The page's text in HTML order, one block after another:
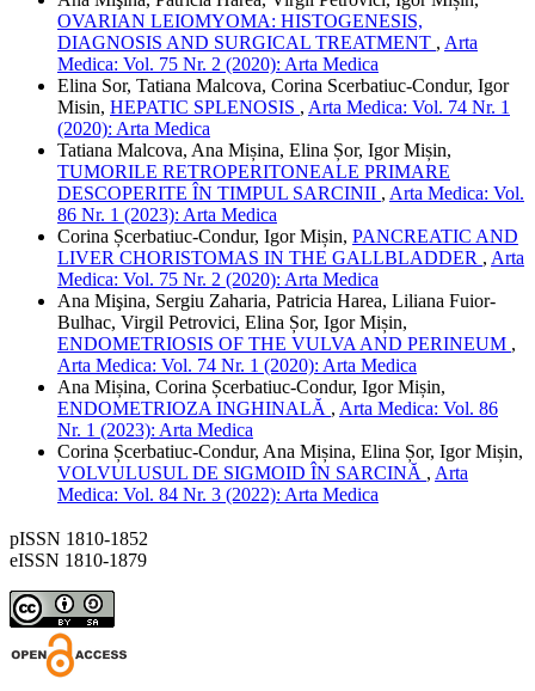
OVARIAN LEIOMYOMA: HISTOGENESIS,
DIAGNOSIS AND SURGICAL TREATMENT , Arta
Medica: Vol. 75 Nr. 2 (2020): Arta Medica
Elina Sor, Tatiana Malcova, Corina Scerbatiuc-Condur, Igor
Misin, HEPATIC SPLENOSIS , Arta Medica: Vol. 74 Nr. 1
(2020): Arta Medica
Tatiana Malcova, Ana Mișina, Elina Șor, Igor Mișin,
TUMORILE RETROPERITONEALE PRIMARE
DESCOPERITE ÎN TIMPUL SARCINII , Arta Medica: Vol.
86 Nr. 1 (2023): Arta Medica
Corina Șcerbatiuc-Condur, Igor Mișin, PANCREATIC AND
LIVER CHORISTOMAS IN THE GALLBLADDER , Arta
Medica: Vol. 75 Nr. 2 (2020): Arta Medica
Ana Mişina, Sergiu Zaharia, Patricia Harea, Liliana Fuior-
Bulhac, Virgil Petrovici, Elina Șor, Igor Mișin,
ENDOMETRIOSIS OF THE VULVA AND PERINEUM ,
Arta Medica: Vol. 74 Nr. 1 (2020): Arta Medica
Ana Mișina, Corina Șcerbatiuc-Condur, Igor Mișin,
ENDOMETRIOZA INGHINALĂ , Arta Medica: Vol. 86
Nr. 1 (2023): Arta Medica
Corina Șcerbatiuc-Condur, Ana Mișina, Elina Șor, Igor Mișin,
VOLVULUSUL DE SIGMOID ÎN SARCINĂ , Arta
Medica: Vol. 84 Nr. 3 (2022): Arta Medica
pISSN 1810-1852
eISSN 1810-1879